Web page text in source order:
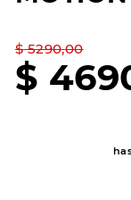
$ 5290,00
$